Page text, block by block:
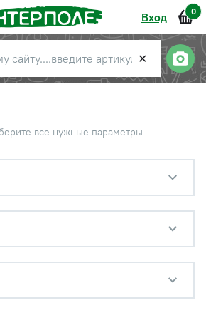
Вход 0
✕
все нужные параметры